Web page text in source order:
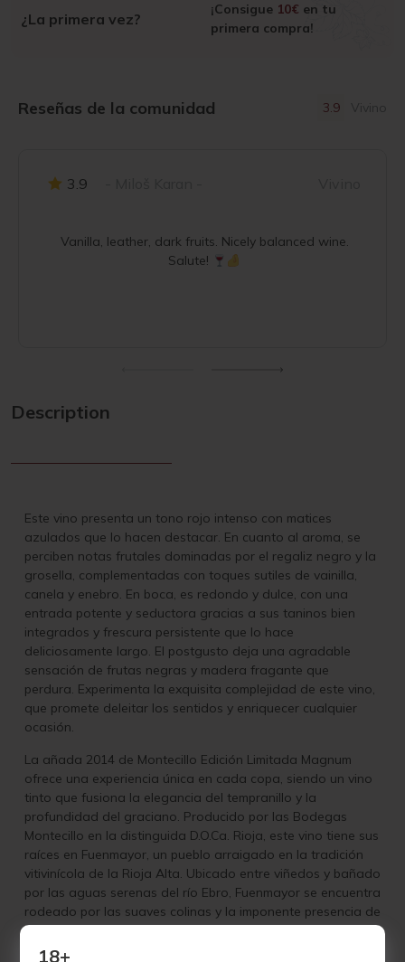
18+
¿La primera vez?
¡Consigue 10€ en tu
primera compra!
Reseñas de la comunidad 3.9 Vivino
3.9
Vanilla, leather, dark fruits. Nicely balanced wine.
Salute!
Description
Este vino presenta un tono rojo intenso con matices
azulados que lo hacen destacar. En cuanto al aroma, se
perciben notas frutales dominadas por el regaliz negro y la
grosella, complementadas con toques sutiles de vainilla,
canela y enebro. En boca, es redondo y dulce, con una
entrada potente y seductora gracias a sus taninos bien
integrados y frescura persistente que lo hace
deliciosamente largo. El postgusto deja una agradable
sensación de frutas negras y madera fragante que
perdura. Experimenta la exquisita complejidad de este vino,
que promete deleitar los sentidos y enriquecer cualquier
ocasión.
La añada 2014 de Montecillo Edición Limitada Magnum
ofrece una experiencia única en cada copa, siendo un vino
tinto que fusiona la elegancia del tempranillo y la
profundidad del graciano. Producido por las Bodegas
Montecillo en la distinguida D.O.Ca. Rioja, este vino tiene sus
raíces en Fuenmayor, un pueblo arraigado en la tradición
vitivinícola de la Rioja Alta. Ubicado entre viñedos y bañado
por las aguas serenas del río Ebro, Fuenmayor se encuentra
rodeado por las suaves colinas y la imponente presencia de
la Sierra de Cantabria.